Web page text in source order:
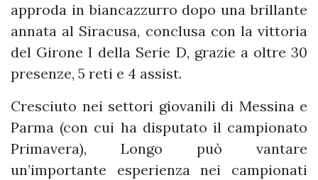
approda in biancazzurro dopo una brillante
annata al Siracusa, conclusa con la vittoria
del Girone I della Serie D, grazie a oltre 30
presenze, 5 reti e 4 assist.
Cresciuto nei settori giovanili di Messina e
Parma (con cui ha disputato il campionato
Primavera), Longo può vantare
un’importante esperienza nei campionati